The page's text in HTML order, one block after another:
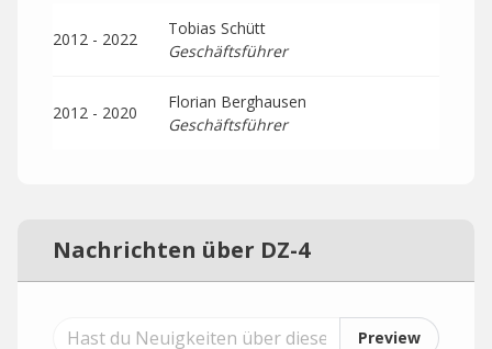
2012 - 2022
Tobias Schütt
Geschäftsführer
2012 - 2020
Florian Berghausen
Geschäftsführer
Nachrichten über DZ-4
Preview